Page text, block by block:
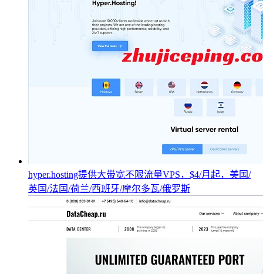
hyper.hosting提供大带宽不限流量VPS，$4/月起，美国/
英国/法国/荷兰/西班牙/摩尔多瓦/俄罗斯